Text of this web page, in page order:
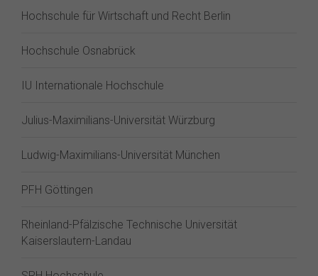
Hochschule für Wirtschaft und Recht Berlin
Hochschule Osnabrück
IU Internationale Hochschule
Julius-Maximilians-Universität Würzburg
Ludwig-Maximilians-Universität München
PFH Göttingen
Rheinland-Pfälzische Technische Universität
Kaiserslautern-Landau